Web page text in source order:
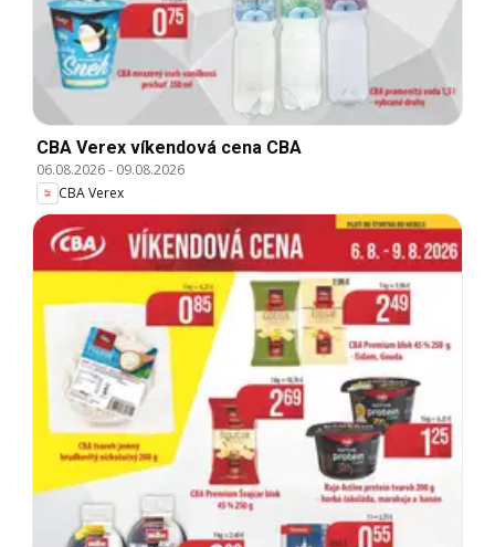
CBA Verex víkendová cena CBA
06.08.2026- 09.08.2026
CBA Verex